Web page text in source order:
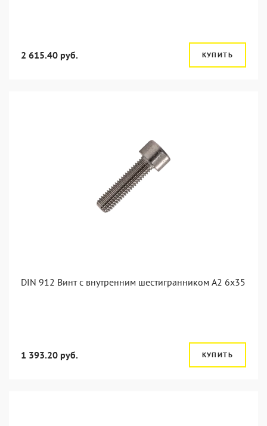
2 615.40 руб. КУПИТЬ
DIN 912 Винт с внутренним шестигранником А2 6х35
1 393.20 руб. КУПИТЬ